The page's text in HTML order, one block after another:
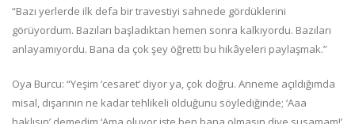
“Bazı yerlerde ilk defa bir travestiyi sahnede gördüklerini
görüyordum. Bazıları başladıktan hemen sonra kalkıyordu. Bazıları
anlayamıyordu. Bana da çok şey öğretti bu hikâyeleri paylaşmak.”
Oya Burcu: “Yeşim ‘cesaret’ diyor ya, çok doğru. Anneme açıldığımda
misal, dışarının ne kadar tehlikeli olduğunu söylediğinde; ‘Aaa